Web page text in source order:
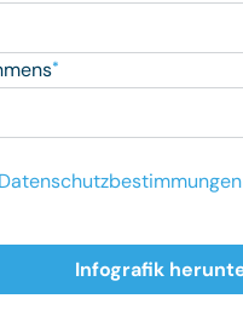
*
Datenschutzbestimmungen